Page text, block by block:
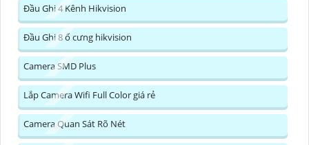
Đầu Ghi 4 Kênh Hikvision
Đầu Ghi 8 ổ cưng hikvision
Camera SMD Plus
Lắp Camera Wifi Full Color giá rẻ
Camera Quan Sát Rõ Nét